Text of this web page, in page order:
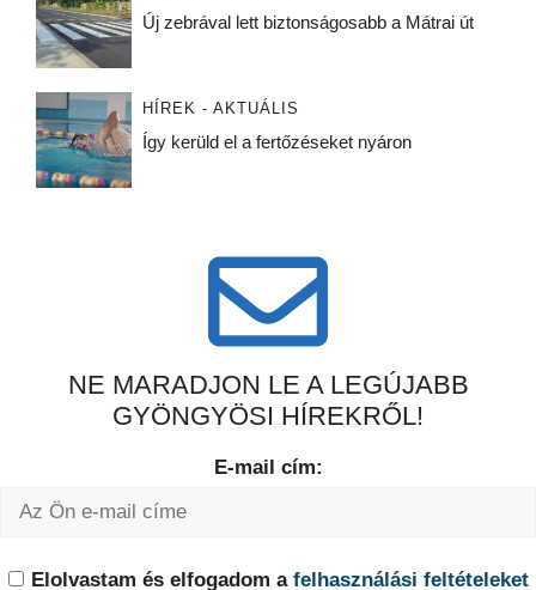
Új zebrával lett biztonságosabb a Mátrai út
HÍREK - AKTUÁLIS
Így kerüld el a fertőzéseket nyáron
NE MARADJON LE A LEGÚJABB
GYÖNGYÖSI HÍREKRŐL!
E-mail cím:
Elolvastam és elfogadom a felhasználási feltételeket